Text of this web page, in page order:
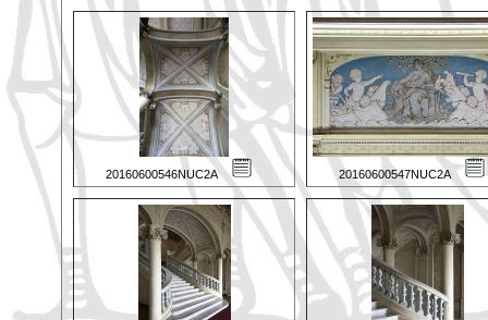
20160600546NUC2A 20160600547NUC2A